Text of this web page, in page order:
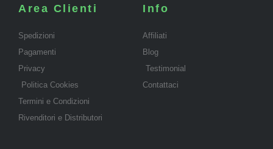
Area Clienti
Spedizioni
Pagamenti
Privacy
Politica Cookies
Termini e Condizioni
Rivenditori e Distributori
Info
Affiliati
Blog
Testimonial
Contattaci